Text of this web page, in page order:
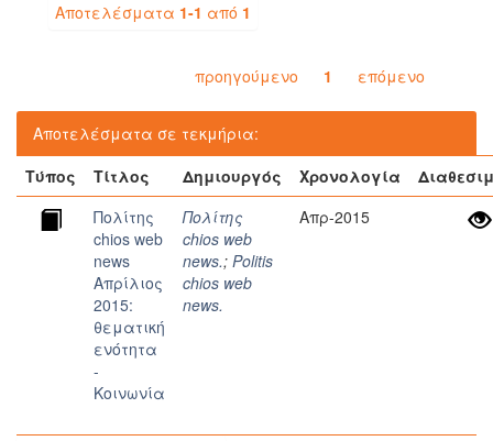
Αποτελέσματα 1-1 από 1
προηγούμενο 1 επόμενο
Αποτελέσματα σε τεκμήρια:
Τύπος
Τίτλος Δημιουργός Χρονολογία
Πολίτης
chios web
news
Απρίλιος
2015:
θεματική
ενότητα
-
Κοινωνία
Πολίτης
chios web
news.; Politis
chios web
news.
Απρ-2015